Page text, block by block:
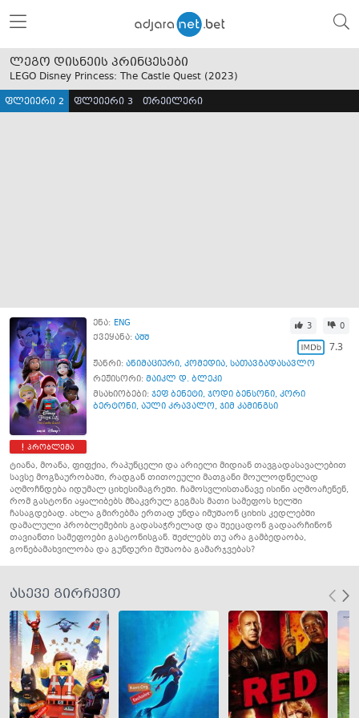
ლეგო დისნეის პრინცესები
LEGO Disney Princess: The Castle Quest (2023)
ფლეიერი 2 ფლეიერი 3 თრეილერი
პრობლემა
ენა: ENG
ქვეყანა: აშშ
3 0
7.3
ჟანრი: ანიმაციური, კომედია, სათავგადასავლო
რეჟისორი: მაიკლ დ. ბლეკი
მსახიობები: ჯეფ ბენეტი, ჯოდი ბენსონი, კორი
ბერტონი, აული კრავალო, ჯიმ კამინგსი
ტიანა, მოანა, ფიფქია, რაპუნცელი და არიელი მიდიან თავგადასავალებით
სავსე მოგზაურობაში, რადგან თითოეული მათგანი მოულოდნელად
აღმოჩნდება იდუმალ ციხესიმაგრეში. ჩამოსვლისთანავე ისინი აღმოაჩენენ,
რომ გასტონი აყალიბებს მზაკვრულ გეგმას მათი სამეფოს ხელში
ჩასაგდებად. ახლა გმირებმა ერთად უნდა იმუშაონ ციხის კედლებში
დამალული პრობლემების გადასაჭრელად და შეეცადონ გადაარჩინონ
თავიანთი სამეფოები გასტონისგან. შეძლებს თუ არა გამბედაობა,
გონებამახვილობა და გუნდური მუშაობა გამარჯვებას?
ასევე გირჩევთ